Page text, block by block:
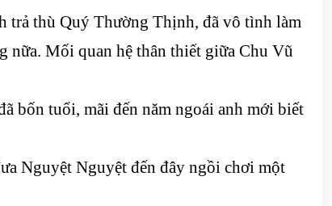
trả thù Quý Thường Thịnh, đã vô tình làm
nữa. Mối quan hệ thân thiết giữa Chu Vũ
bốn tuổi, mãi đến năm ngoái anh mới biết
Nguyệt Nguyệt đến đây ngồi chơi một